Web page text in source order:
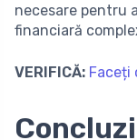
necesare pentru
financiară
VERIFICĂ: Faceți